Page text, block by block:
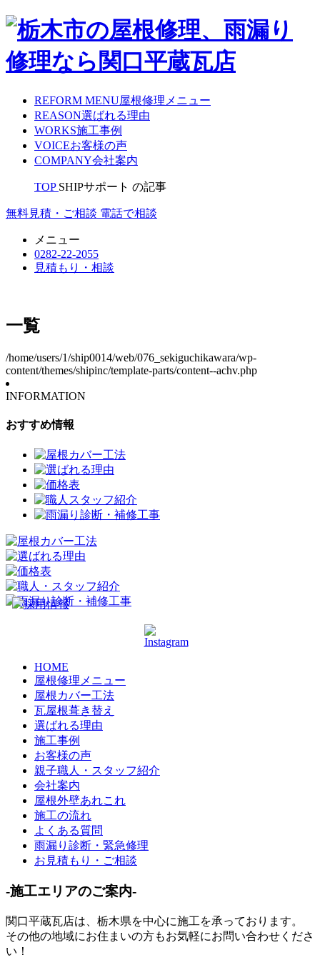
REFORM MENU屋根修理メニュー
REASON選ばれる理由
WORKS施工事例
VOICEお客様の声
COMPANY会社案内
TOP SHIPサポート の記事
無料見積・ご相談 電話で相談
メニュー
0282-22-2055
見積もり・相談
一覧
/home/users/1/ship0014/web/076_sekiguchikawara/wp-
content/themes/shipinc/template-parts/content--achv.php
INFORMATION
おすすめ情報
HOME
屋根修理メニュー
屋根カバー工法
瓦屋根葺き替え
選ばれる理由
施工事例
お客様の声
親子職人・スタッフ紹介
会社案内
屋根外壁あれこれ
施工の流れ
よくある質問
雨漏り診断・緊急修理
お見積もり・ご相談
-施工エリアのご案内-
関口平蔵瓦店は、 栃木県を中心に施工を承っております。
その他の地域にお住まいの方もお気軽にお問い合わせくださ
い！